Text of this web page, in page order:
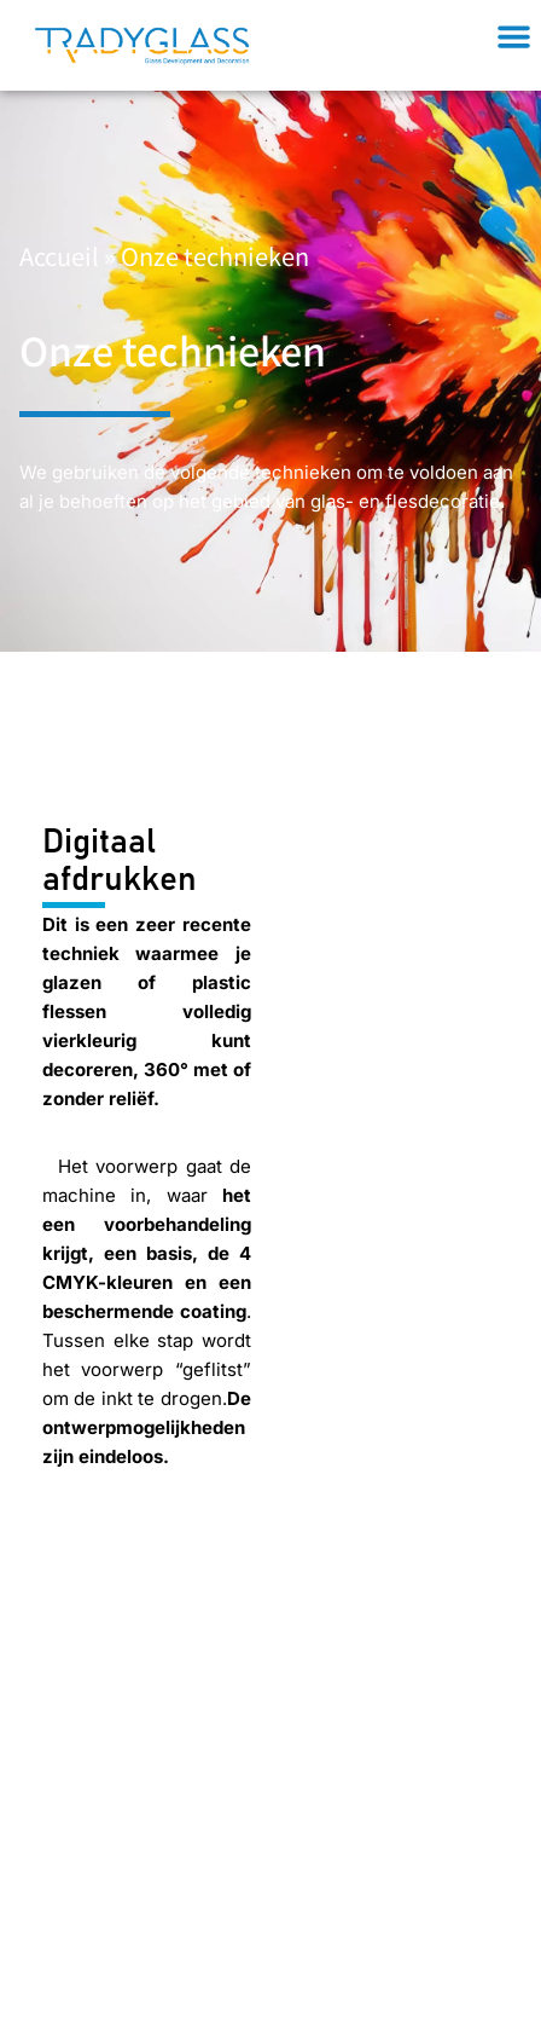
Accueil »Onze technieken
Onze technieken
We gebruiken de volgende technieken om te voldoen aan
al je behoeften op het gebied van glas- en flesdecoratie.
Digitaal
afdrukken
Dit is een zeer recente
techniek waarmee je
glazen of plastic
flessen volledig
vierkleurig kunt
decoreren, 360° met of
zonder reliëf.
Het voorwerp gaat de
machine in, waar het
een voorbehandeling
krijgt, een basis, de 4
CMYK-kleuren en een
beschermende coating.
Tussen elke stap wordt
het voorwerp “geflitst”
om de inkt te drogen.De
ontwerpmogelijkheden
zijn eindeloos.